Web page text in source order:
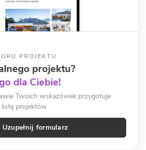
PROJEKTU
projektu?
dla Ciebie!
Twoich wskazówek przygotuje
listę projektów
Uzupełnij formularz